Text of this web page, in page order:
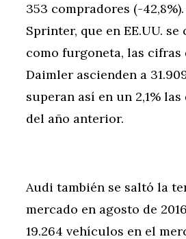
353 compradores (-
Sprinter, que en EE.UU.
como furgoneta, las cifras
Daimler ascienden a
superan así en un 2,1%
del año anterior.
Audi también se saltó la
mercado en agosto de
19.264 vehículos en el